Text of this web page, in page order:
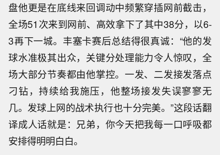
盘他更是在底线来回调动中频繁穿插网前截击，
全场51次来到网前、高效拿下了其中38分，以6-
3再下一城。丰塞卡赛后总结得很真诚：“他的发
球水准极其出众，关键分处理能力令人惊叹，全
场大部分节奏都由他掌控。一发、二发接发落点
刁钻，持续给我施压，他整场接发失误寥寥无
几。发球上网的战术执行也十分完美。”这段话翻
译成人话就是：兄弟，你今天把我每一口呼吸都
安排得明明白白。